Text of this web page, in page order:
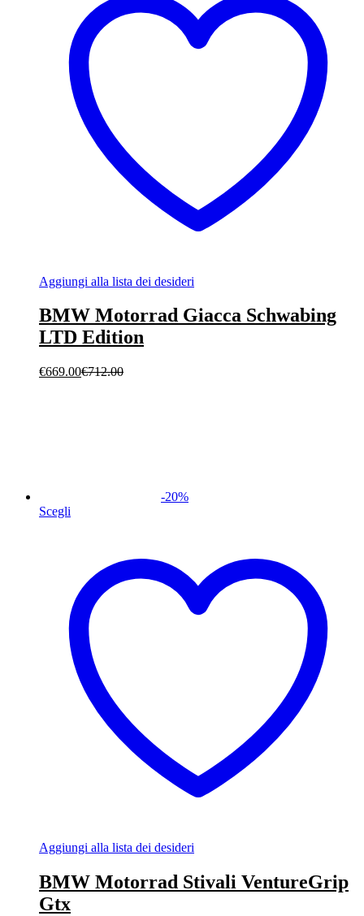
Aggiungi alla lista dei desideri
BMW Motorrad Giacca Schwabing
LTD Edition
€669.00€712.00
-20%
Scegli
Aggiungi alla lista dei desideri
BMW Motorrad Stivali VentureGrip
Gtx